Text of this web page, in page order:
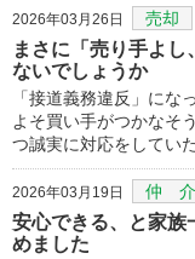
2026年03月26日 売却
まさに「売り手よ
ないでしょうか
「接道義務違反」にな
よそ買い手がつかなそ
つ誠実に対応をしてい
2026年03月19日 仲 介
安心できる、と家族
めました